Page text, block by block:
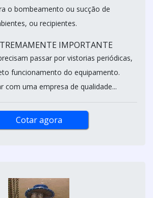
o bombeamento ou sucção de
ou recipientes.
IMPORTANTE
passar por vistorias periódicas,
funcionamento do equipamento.
com uma empresa de qualidade...
Cotar agora